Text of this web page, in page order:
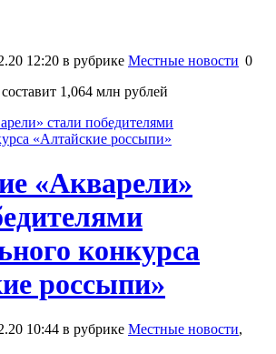
12:20 в рубрике Местные новости 0
1,064 млн рублей
«Акварели»
конкурса
россыпи»
10:44 в рубрике Местные новости,